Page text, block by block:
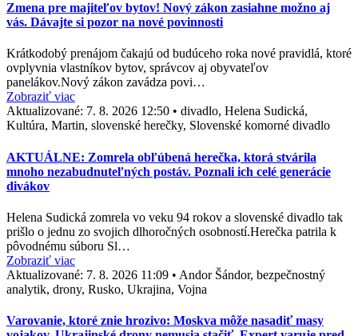
Zmena pre majiteľov bytov! Nový zákon zasiahne možno aj
vás. Dávajte si pozor na nové povinnosti
Krátkodobý prenájom čakajú od budúceho roka nové pravidlá, ktoré
ovplyvnia vlastníkov bytov, správcov aj obyvateľov
panelákov.Nový zákon zavádza povi…
Zobraziť viac
Aktualizované: 7. 8. 2026 12:50 • divadlo, Helena Sudická,
Kultúra, Martin, slovenské herečky, Slovenské komorné divadlo
AKTUÁLNE: Zomrela obľúbená herečka, ktorá stvárila
mnoho nezabudnuteľných postáv. Poznali ich celé generácie
divákov
Helena Sudická zomrela vo veku 94 rokov a slovenské divadlo tak
prišlo o jednu zo svojich dlhoročných osobností.Herečka patrila k
pôvodnému súboru Sl…
Zobraziť viac
Aktualizované: 7. 8. 2026 11:09 • Andor Šándor, bezpečnostný
analytik, drony, Rusko, Ukrajina, Vojna
Varovanie, ktoré znie hrozivo: Moskva môže nasadiť masy